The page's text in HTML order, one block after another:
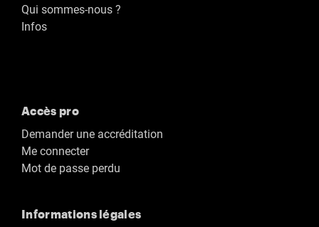
Qui sommes-nous ?
Infos
Accès pro
Demander une accréditation
Me connecter
Mot de passe perdu
Informations légales